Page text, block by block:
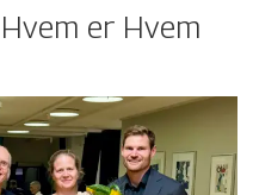
Hvem er Hvem